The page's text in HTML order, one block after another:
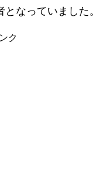
なっていました。
ク